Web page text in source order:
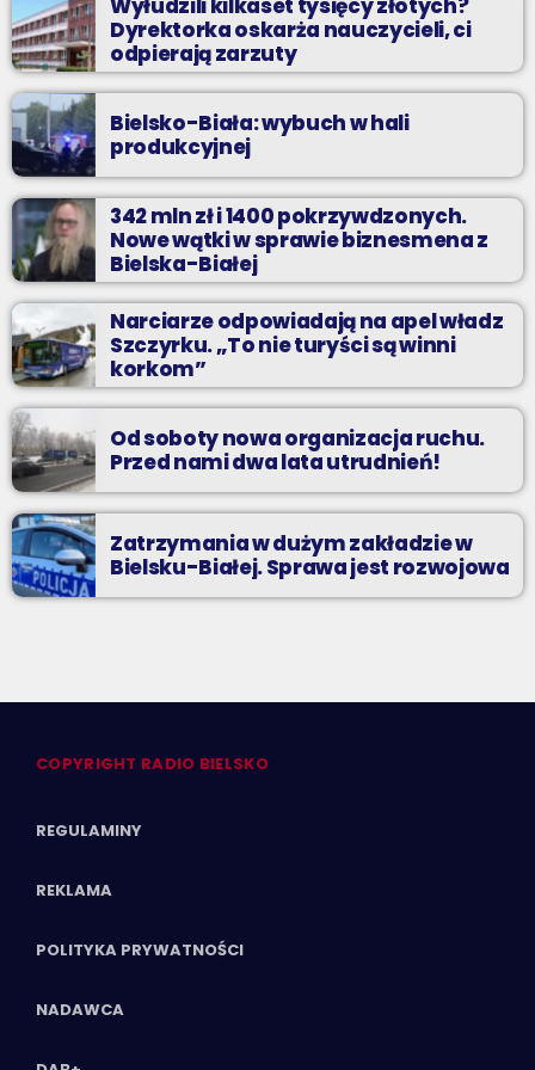
Wyłudzili kilkaset tysięcy złotych?
Dyrektorka oskarża nauczycieli, ci
odpierają zarzuty
Bielsko-Biała: wybuch w hali
produkcyjnej
342 mln zł i 1400 pokrzywdzonych.
Nowe wątki w sprawie biznesmena z
Bielska-Białej
Narciarze odpowiadają na apel władz
Szczyrku. „To nie turyści są winni
korkom”
Od soboty nowa organizacja ruchu.
Przed nami dwa lata utrudnień!
Zatrzymania w dużym zakładzie w
Bielsku-Białej. Sprawa jest rozwojowa
COPYRIGHT RADIO BIELSKO
REGULAMINY
REKLAMA
POLITYKA PRYWATNOŚCI
NADAWCA